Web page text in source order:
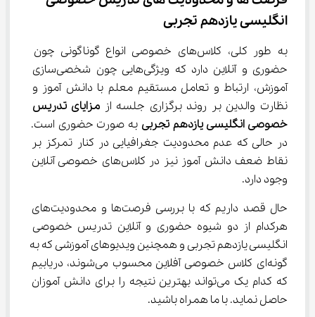
انگلیسی یازدهم تجربی
به طور کلی، کلاس‌های خصوصی انواع گوناگونی چون
حضوری و آنلاین دارد که ویژگی‌هایی چون شخصی‌سازی
آموزش، ارتباط و تعامل مستقیم معلم با دانش آموز و
نظارت والدین بر روند برگزاری جلسه از مزایای تدریس
خصوصی انگلیسی یازدهم تجربی به صورت حضوری است.
در حالی که عدم محدودیت جغرافیایی در کنار تمرکز بر
نقاط ضعف دانش آموز نیز در کلاس‌های خصوصی آنلاین
وجود دارد.
حال قصد داریم که با بررسی فرصت‌ها و محدودیت‌های
هرکدام از دو شیوه حضوری و آنلاین تدریس خصوصی
انگلیسی یازدهم تجربی و همچنین ویدیوهای آموزشی که به
گونه‌ای کلاس خصوصی آفلاین محسوب می‌شوند، دریابیم
که کدام یک می‌تواند بهترین نتیجه را برای دانش آموزان
حاصل نماید. با ما همراه باشید.